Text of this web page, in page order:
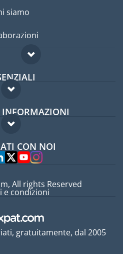
siamo
per expat
per expat
frequenti
CON NOI
gratuitamente, dal 2005
All rights Reserved
e condizioni